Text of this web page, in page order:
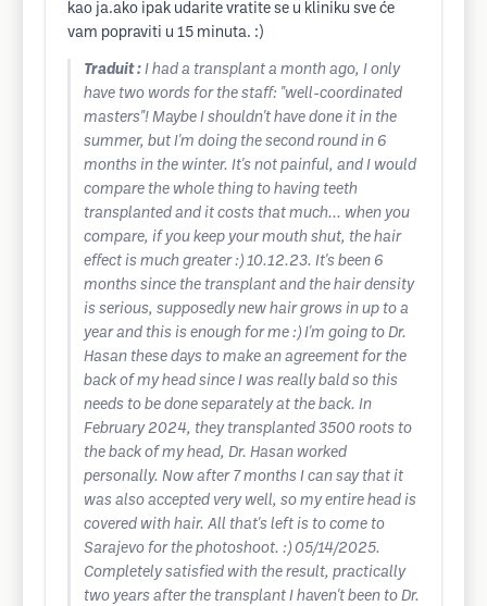
kao ja.ako ipak udarite vratite se u kliniku sve će
vam popraviti u 15 minuta. :)
Traduit : I had a transplant a month ago, I only
have two words for the staff: "well-coordinated
masters"! Maybe I shouldn't have done it in the
summer, but I'm doing the second round in 6
months in the winter. It's not painful, and I would
compare the whole thing to having teeth
transplanted and it costs that much... when you
compare, if you keep your mouth shut, the hair
effect is much greater :) 10.12.23. It's been 6
months since the transplant and the hair density
is serious, supposedly new hair grows in up to a
year and this is enough for me :) I'm going to Dr.
Hasan these days to make an agreement for the
back of my head since I was really bald so this
needs to be done separately at the back. In
February 2024, they transplanted 3500 roots to
the back of my head, Dr. Hasan worked
personally. Now after 7 months I can say that it
was also accepted very well, so my entire head is
covered with hair. All that's left is to come to
Sarajevo for the photoshoot. :) 05/14/2025.
Completely satisfied with the result, practically
two years after the transplant I haven't been to Dr.